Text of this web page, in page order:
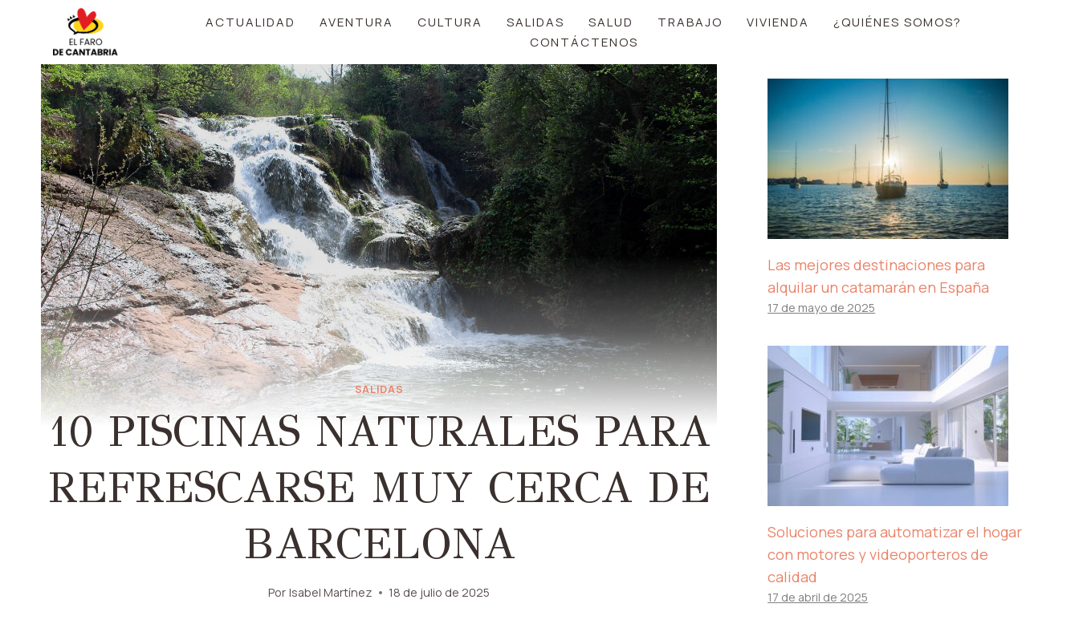
contenido
ACTUALIDAD AVENTURA CULTURA SALIDAS SALUD TRABAJO VIVIENDA
¿QUIÉNES SOMOS?
CONTÁCTENOS
SALIDAS
10 PISCINAS NATURALES PARA
REFRESCARSE MUY CERCA DE
BARCELONA
Por Isabel Martínez 18 de julio de 2025
Las mejores destinaciones para
alquilar un catamarán en España
17 de mayo de 2025
Soluciones para automatizar el hogar
con motores y videoporteros de
calidad
17 de abril de 2025